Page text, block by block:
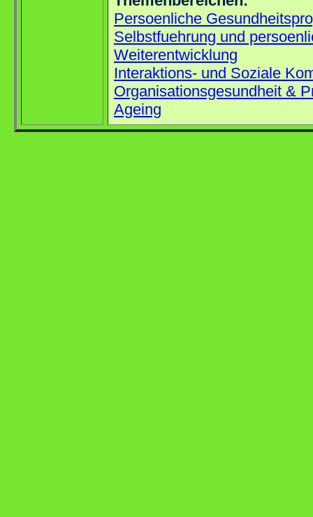
Persoenliche
Selbstfuehrung und
Weiterentwicklung
Interaktions- und Soziale
Organisationsgesundheit &
Ageing